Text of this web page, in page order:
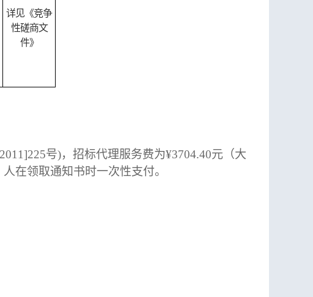
详见《竞争
性磋商文
件》
号)，招标代理服务费为¥3704.40元（大
在领取通知书时一次性支付。